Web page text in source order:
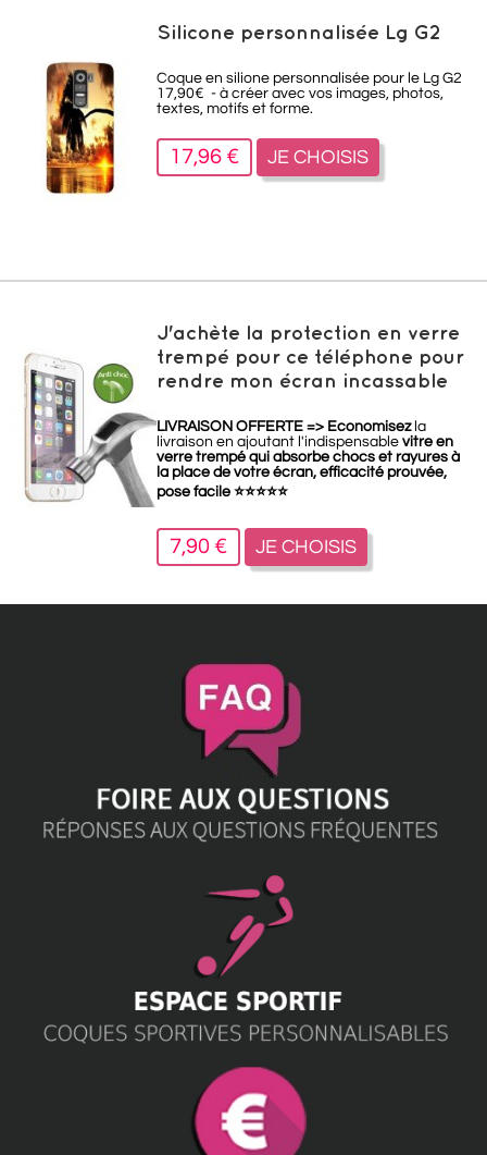
Silicone personnalisée Lg G2
Coque en silione personnalisée pour le Lg G2
17,90€ - à créer avec vos images, photos,
textes, motifs et forme.
17,96 € JE CHOISIS
J'achète la protection en verre
trempé pour ce téléphone pour
rendre mon écran incassable
LIVRAISON OFFERTE => Economisezla
livraison en ajoutant l'indispensable vitre en
verre trempé qui absorbe chocs et rayures à
la place de votre écran, efficacité prouvée,
pose facile ⭐⭐⭐⭐⭐
7,90 € JE CHOISIS